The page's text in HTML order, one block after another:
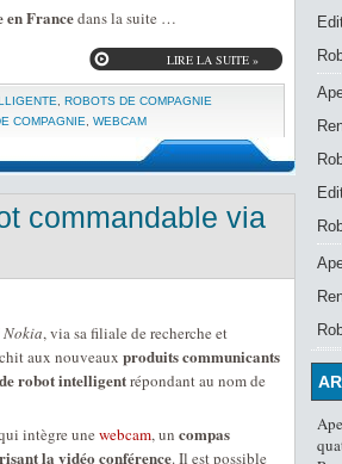
en Francedans la suite …
LIRE LA SUITE »
ROBOTS DE COMPAGNIE
COMPAGNIE WEBCAM
commandable via
Nokia, via sa filiale de recherche et
aux nouveaux produits communicants
robot intelligentrépondant au nom de
intègre une webcam, un compas
la vidéo conférence. Il est possible